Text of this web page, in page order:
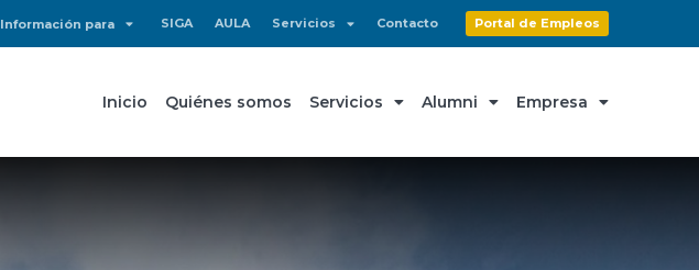
Información para SIGA AULA Servicios Contacto Portal de Empleos
Inicio Quiénes somos Servicios Alumni Empresa